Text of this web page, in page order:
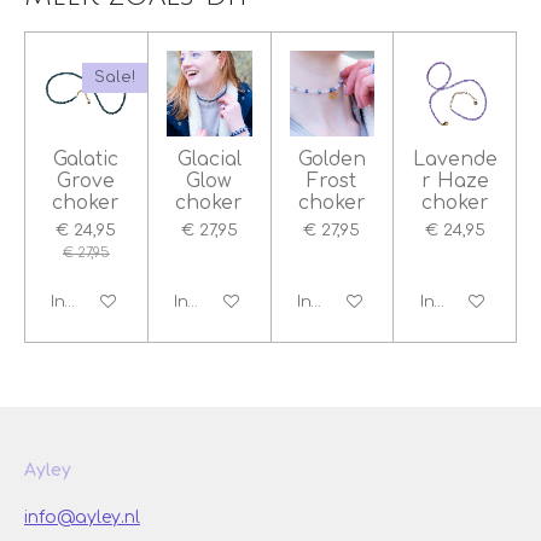
Sale!
Galatic
Grove
choker
€ 24,95
€ 27,95
In winkelwagen
Glacial
Glow
choker
€ 27,95
In winkelwagen
Golden
Frost
choker
€ 27,95
In winkelwagen
Lavende
r Haze
choker
€ 24,95
In
Ayley
info@ayley.nl